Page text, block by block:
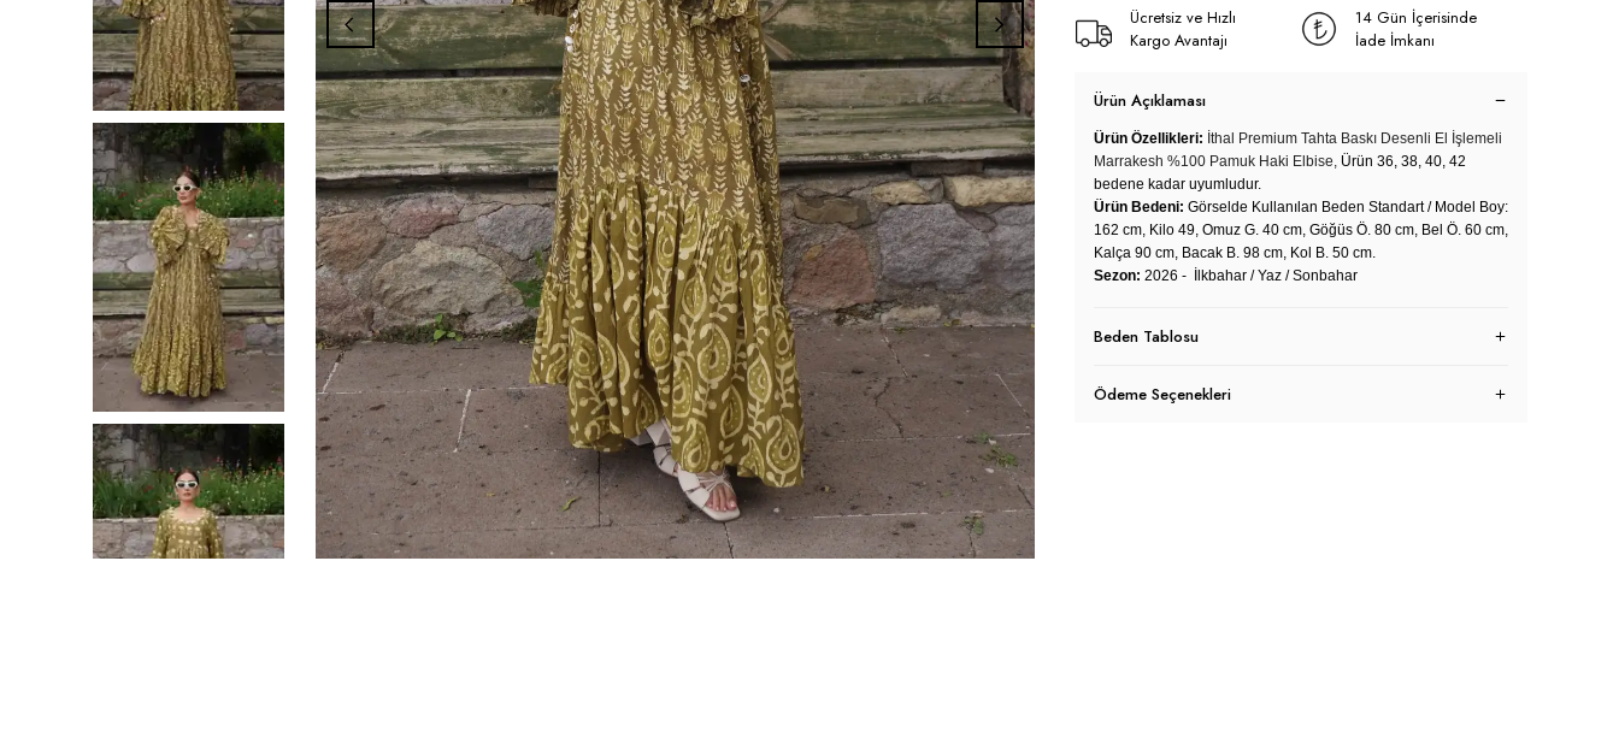
Ücretsiz ve Hızlı
Kargo Avantajı
14 Gün İçerisinde
İade İmkanı
Ürün Açıklaması
Ürün Özellikleri: İthal Premium Tahta Baskı Desenli El İşlemeli
Marrakesh %100 Pamuk Haki Elbise, Ürün 36, 38, 40, 42
bedene kadar uyumludur.
Ürün Bedeni: Görselde Kullanılan Beden Standart / Model Boy:
162 cm, Kilo 49, Omuz G. 40 cm, Göğüs Ö. 80 cm, Bel Ö. 60 cm,
Kalça 90 cm, Bacak B. 98 cm, Kol B. 50 cm.
Sezon: 2026 - İlkbahar / Yaz / Sonbahar
Beden Tablosu
Ödeme Seçenekleri